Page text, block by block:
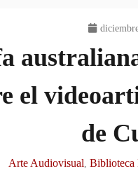
el
de
Arte Audiovisual